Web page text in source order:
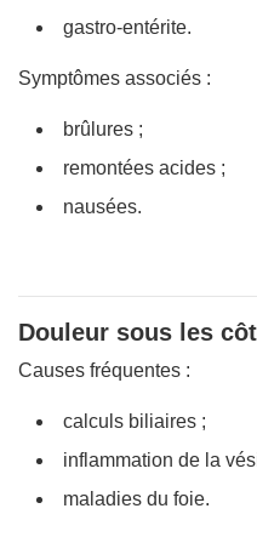
gastro-entérite.
Symptômes associés :
brûlures ;
remontées acides ;
nausées.
Douleur sous les
Causes fréquentes :
calculs biliaires ;
inflammation de la
maladies du foie.